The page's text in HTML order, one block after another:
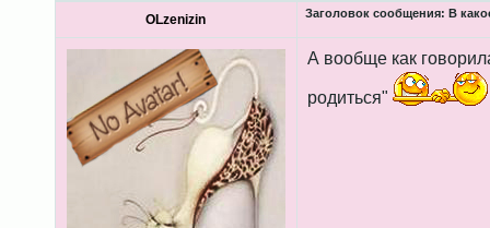
OLzenizin Заголовок сообщения: В
А вообще как
родиться"